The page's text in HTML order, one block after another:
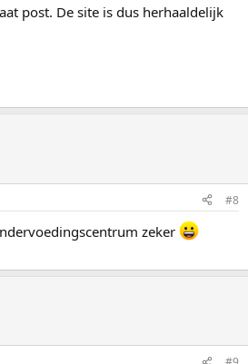
post. De site is dus herhaaldelijk
#8
zeker